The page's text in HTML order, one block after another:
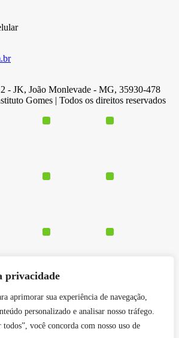
privacidade
aprimorar sua experiência de navegação,
personalizado e analisar nosso tráfego.
você concorda com nosso uso de
- JK, João Monlevade - MG, 35930-478
Gomes | Todos os direitos reservados